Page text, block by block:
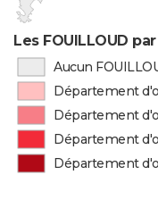
Les FOUILLOUD
Aucun
Département
Département
Département
Département